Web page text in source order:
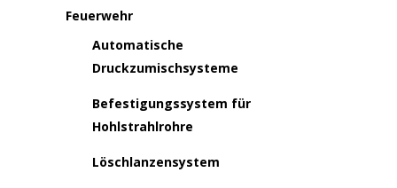
Feuerwehr
Automatische
Druckzumischsysteme
Befestigungssystem für
Hohlstrahlrohre
Löschlanzensystem